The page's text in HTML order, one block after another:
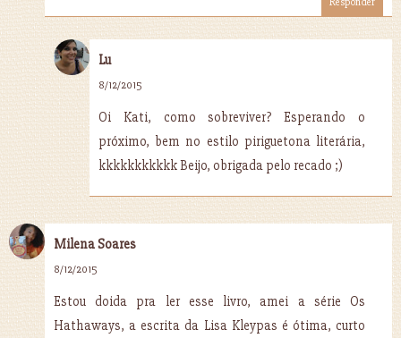
Lu
8/12/2015
Oi Kati, como sobreviver? Esperando o
próximo, bem no estilo piriguetona literária,
kkkkkkkkkkk Beijo, obrigada pelo recado ;)
Milena Soares
8/12/2015
Estou doida pra ler esse livro, amei a série Os
Hathaways, a escrita da Lisa Kleypas é ótima, curto